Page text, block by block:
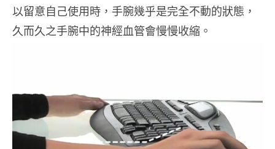
以留意自己使用時，手腕幾乎是完全不動的狀態，
久而久之手腕中的神經血管會慢慢收縮。